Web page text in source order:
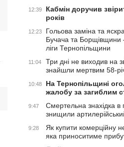
12:39
Кабмін доручив
років
12:23
Гольова заміна та
Бучача та Борщівщини
ліги Тернопільщини
11:04
Три дні не виходив на
знайшли мертвим 58-
10:48
На Тернопільщині
жалобу за загиблим
9:47
Смертельна знахідка в
знищили
9:28
Як купити комерційну
яка приноситиме